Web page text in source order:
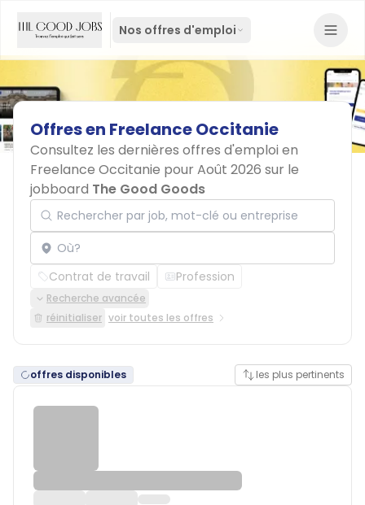
Nos offres d'emploi
Offresen FreelanceOccitanie
Consultez les dernières offres d'emploi en
Freelance Occitanie pour Août 2026 sur le
jobboard The Good Goods
Rechercher par job, mot-clé ou entreprise
Localisation
Contrat de travail Profession
Recherche avancée
réinitialiser voir toutes les offres
offres disponibles les plus pertinents